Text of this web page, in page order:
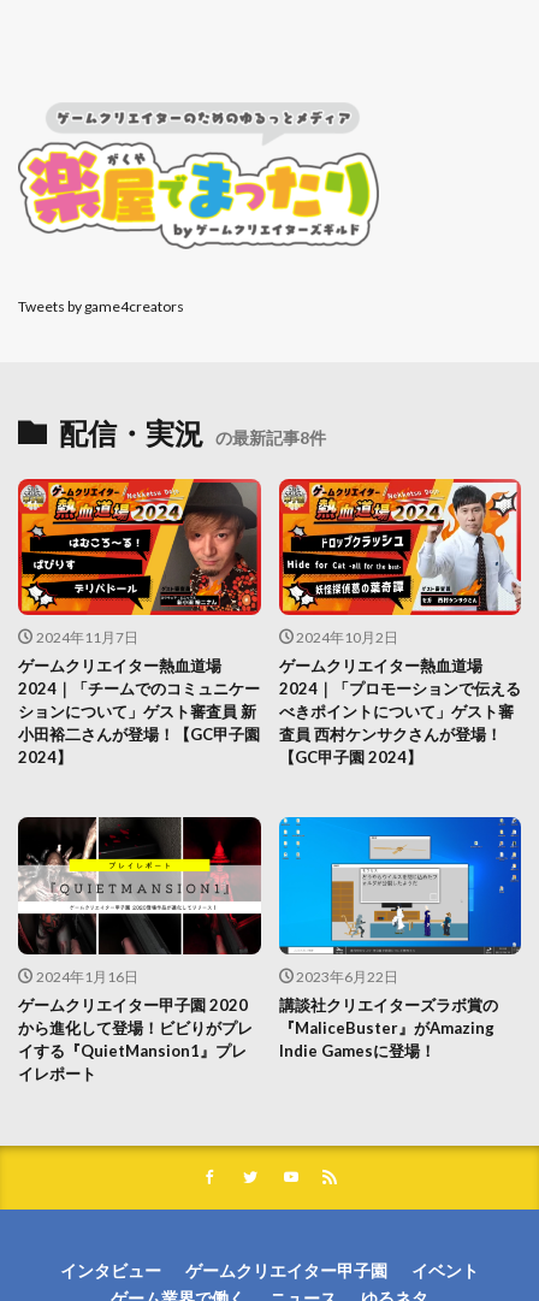
Tweets by game4creators
配信・実況 の最新記事8件
2024年11月7日
ゲームクリエイター熱血道場
2024｜「チームでのコミュニケー
ションについて」ゲスト審査員 新
小田裕二さんが登場！【GC甲子園
2024】
2024年10月2日
ゲームクリエイター熱血道場
2024｜「プロモーションで伝える
べきポイントについて」ゲスト審
査員 西村ケンサクさんが登場！
【GC甲子園 2024】
2024年1月16日
ゲームクリエイター甲子園 2020
から進化して登場！ビビりがプレ
イする『QuietMansion1』プレ
イレポート
2023年6月22日
講談社クリエイターズラボ賞の
『MaliceBuster』がAmazing
Indie Gamesに登場！
インタビュー ゲームクリエイター甲子園
イベント